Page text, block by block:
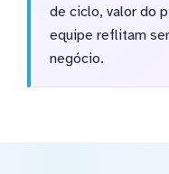
de ciclo, valor do
equipe reflitam
negócio.